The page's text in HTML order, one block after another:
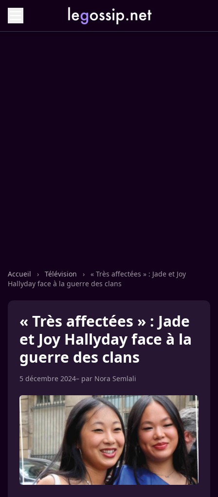
Accueil › Télévision ›
« Très affectées » : Jade et Joy
Hallyday face à la guerre des clans
« Très affectées » : Jade
et Joy Hallyday face à la
guerre des clans
5 décembre 2024– par Nora Semlali